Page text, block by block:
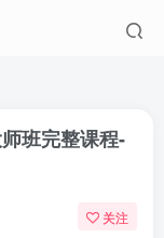
班完整课程-
关注